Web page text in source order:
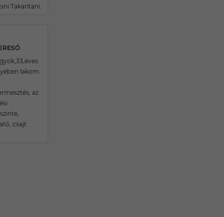
Takarítani.
lakom.
az
csajt